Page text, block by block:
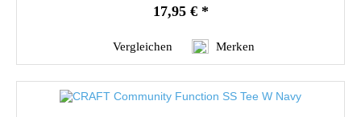
17,95 € *
Vergleichen Merken